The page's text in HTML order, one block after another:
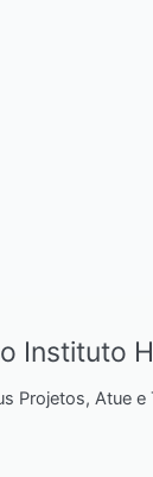
Instituto
Projetos, Atue